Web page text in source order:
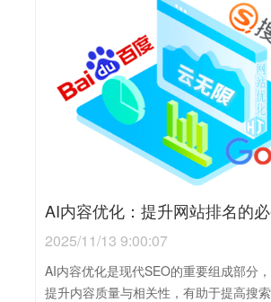
AI内容优化：提升网站排名的
2025/11/13 9:00:07
AI内容优化是现代SEO的重要组成部分
提升内容质量与相关性，有助于提高搜